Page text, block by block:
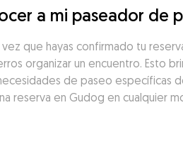
a mi paseador de
vez que hayas confirmado tu
organizar un encuentro. Esto
de paseo específicas
reserva en Gudog en cualquier